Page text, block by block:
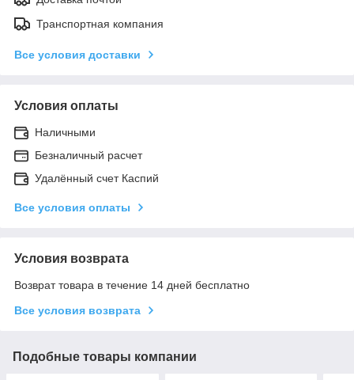
Транспортная компания
Все условия доставки
Условия оплаты
Наличными
Безналичный расчет
Удалённый счет Каспий
Все условия оплаты
Условия возврата
Возврат товара в течение 14 дней бесплатно
Все условия возврата
Подобные товары компании